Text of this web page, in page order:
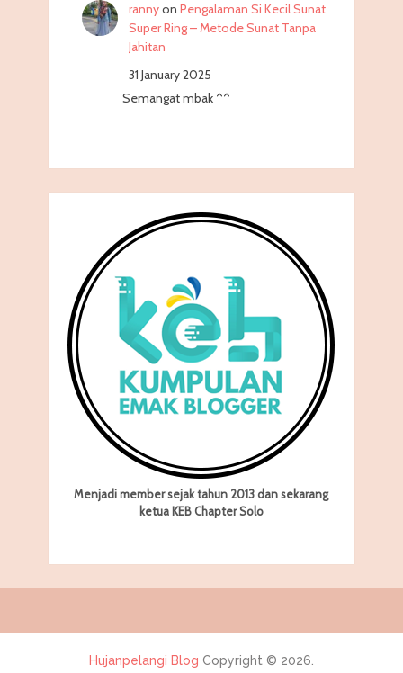
rannyon Pengalaman Si Kecil Sunat
Super Ring – Metode Sunat Tanpa
Jahitan
31 January 2025
Semangat mbak ^^
Menjadi member sejak tahun 2013 dan sekarang
ketua KEB Chapter Solo
Hujanpelangi Blog Copyright © 2026.